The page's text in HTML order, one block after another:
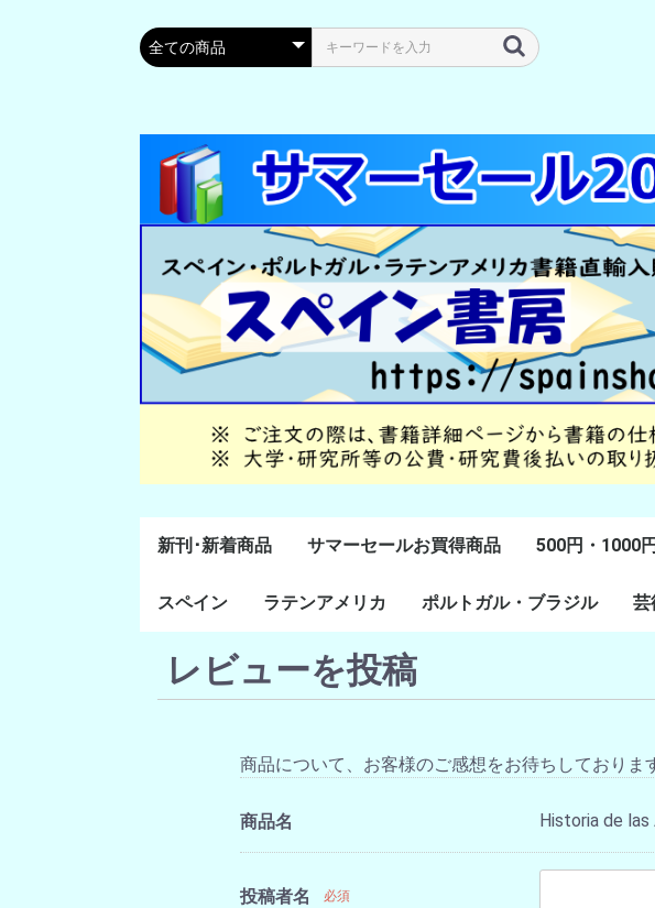
新刊･新着商品 サマーセールお買得商品 500円・1000
スペイン
通史・全般
８～１５世紀
１６～１８世紀
１８世紀末～２０世紀
前半
20世紀後半以降
ラテンアメリカ
ラテン・アメリカ全般
メキシコ研究
中米・カリブ研究
キューバ研究
南米諸国
ペルー研究
チリ研究
アルゼンチン研究
ポルトガル・ブラジル 芸
レビューを投稿
商品について、お客様のご感想をお待ちしておりま
商品名 Historia de las
投稿者名 必須